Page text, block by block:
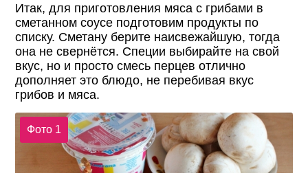
Итак, для приготовления мяса с грибами в
сметанном соусе подготовим продукты по
списку. Сметану берите наисвежайшую, тогда
она не свернётся. Специи выбирайте на свой
вкус, но и просто смесь перцев отлично
дополняет это блюдо, не перебивая вкус
грибов и мяса.
Фото 1